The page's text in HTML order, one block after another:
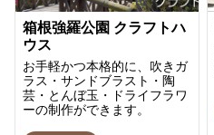
箱根強羅公園 クラフトハ
ウス
お手軽かつ本格的に、吹きガ
ラス・サンドブラスト・陶
芸・とんぼ玉・ドライフラワ
ーの制作ができます。